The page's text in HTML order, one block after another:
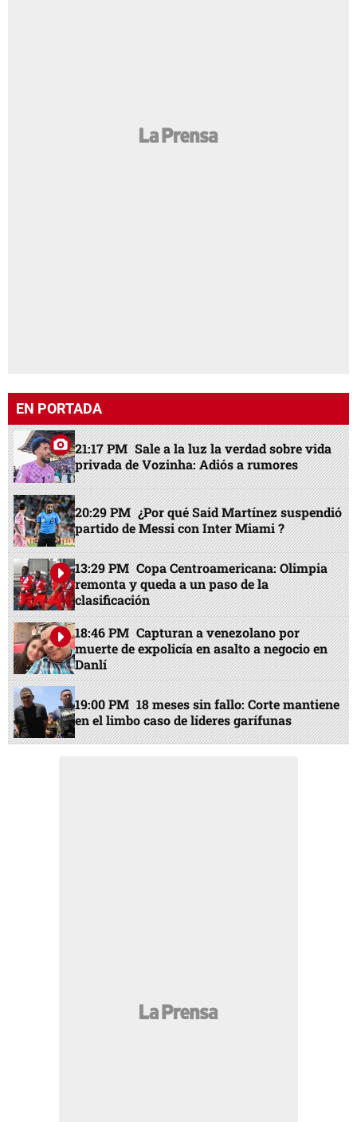
EN PORTADA
21:17 PM Sale a la luz la verdad sobre vida
privada de Vozinha: Adiós a rumores
20:29 PM ¿Por qué Said Martínez suspendió
partido de Messi con Inter Miami ?
13:29 PM Copa Centroamericana: Olimpia
remonta y queda a un paso de la
clasificación
18:46 PM Capturan a venezolano por
muerte de expolicía en asalto a negocio en
Danlí
19:00 PM 18 meses sin fallo: Corte mantiene
en el limbo caso de líderes garífunas